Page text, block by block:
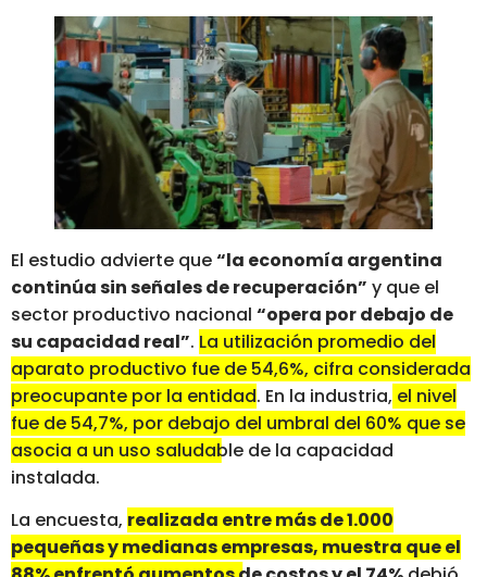
El estudio advierte que“la economía argentina
continúa sin señales de recuperación” y que el
sector productivo nacional “opera por debajo de
su capacidad real”. La utilización promedio del
aparato productivo fue de 54,6%, cifra considerada
preocupante por la entidad. En la industria, el nivel
fue de 54,7%, por debajo del umbral del 60% que se
asocia a un uso saludable de la capacidad
instalada.
La encuesta, realizada entre más de 1.000
pequeñas y medianas empresas, muestra que el